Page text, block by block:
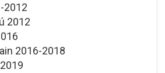
2012
2012
2016-2018